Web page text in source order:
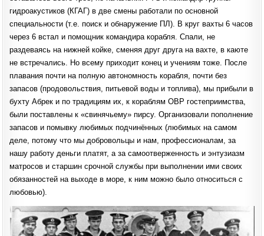
гидроакустиков (КГАГ) в две смены работали по основной
специальности (т.е. поиск и обнаружение ПЛ). В круг вахты 6 часов
через 6 встал и помощник командира корабля. Спали, не
раздеваясь на нижней койке, сменяя друг друга на вахте, в каюте
не встречались. Но всему приходит конец и учениям тоже. После
плавания почти на полную автономность корабля, почти без
запасов (продовольствия, питьевой воды и топлива), мы прибыли в
бухту Абрек и по традициям их, к кораблям ОВР гостеприимства,
были поставлены к «свинячьему» пирсу. Организовали пополнение
запасов и помывку любимых подчинённых (любимых на самом
деле, потому что мы добровольцы и нам, профессионалам, за
нашу работу деньги платят, а за самоотверженность и энтузиазм
матросов и старшин срочной службы при выполнении ими своих
обязанностей на выходе в море, к ним можно было относиться с
любовью).